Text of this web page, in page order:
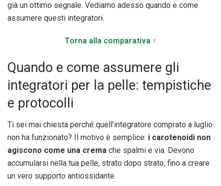
già un ottimo segnale. Vediamo adesso quando e come
assumere questi integratori.
Torna alla comparativa ↑
Quando e come assumere gli
integratori per la pelle: tempistiche
e protocolli
Ti sei mai chiesta perché quell’integratore comprato a luglio
non ha funzionato? Il motivo è semplice: i carotenoidi non
agiscono come una crema che spalmi e via. Devono
accumularsi nella tua pelle, strato dopo strato, fino a creare
un vero supporto antiossidante.